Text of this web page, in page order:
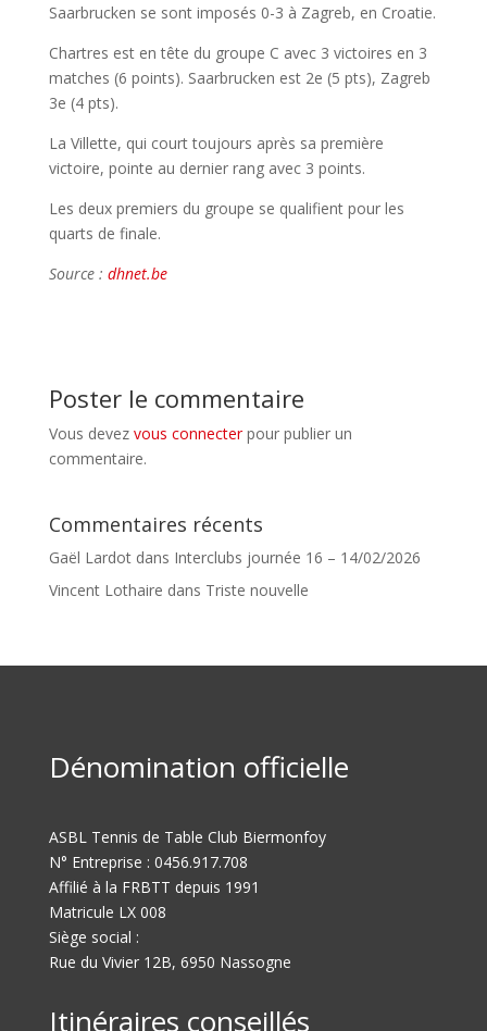
Saarbrucken se sont imposés 0-3 à Zagreb, en Croatie.
Chartres est en tête du groupe C avec 3 victoires en 3
matches (6 points). Saarbrucken est 2e (5 pts), Zagreb
3e (4 pts).
La Villette, qui court toujours après sa première
victoire, pointe au dernier rang avec 3 points.
Les deux premiers du groupe se qualifient pour les
quarts de finale.
Source : dhnet.be
Poster le commentaire
Vous devez vous connecterpour publier un
commentaire.
Commentaires récents
Gaël Lardotdans Interclubs journée 16 – 14/02/2026
Vincent Lothaire dans Triste nouvelle
Dénomination officielle
ASBL Tennis de Table Club Biermonfoy
N° Entreprise : 0456.917.708
Affilié à la FRBTT depuis 1991
Matricule LX 008
Siège social :
Rue du Vivier 12B, 6950 Nassogne
Itinéraires conseillés